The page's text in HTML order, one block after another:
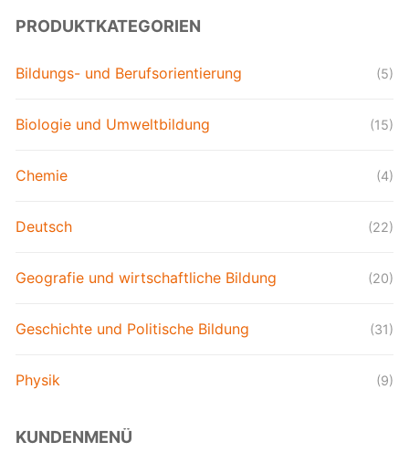
PRODUKTKATEGORIEN
Bildungs- und Berufsorientierung (5)
Biologie und Umweltbildung (15)
Chemie (4)
Deutsch (22)
Geografie und wirtschaftliche Bildung (20)
Geschichte und Politische Bildung (31)
Physik (9)
KUNDENMENÜ